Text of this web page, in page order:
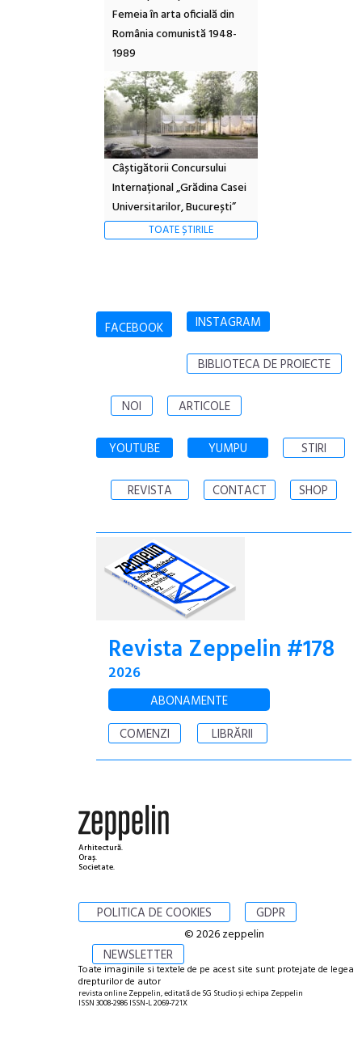
Femeia în arta oficială din
România comunistă 1948-
1989
Câștigătorii Concursului
Internațional „Grădina Casei
Universitarilor, București”
TOATE ȘTIRILE
FACEBOOK INSTAGRAM
BIBLIOTECA DE PROIECTE
NOI ARTICOLE
YOUTUBE YUMPU STIRI
REVISTA CONTACT SHOP
Revista Zeppelin #178
2026
ABONAMENTE
COMENZI
LIBRĂRII
Arhitectură.
Oraș.
Societate.
POLITICA DE COOKIES GDPR
NEWSLETTER
© 2026 zeppelin
Toate imaginile si textele de pe acest site sunt protejate de legea
drepturilor de autor
revista online Zeppelin, editată de SG Studio și echipa Zeppelin
ISSN 3008-2986 ISSN-L 2069-721X